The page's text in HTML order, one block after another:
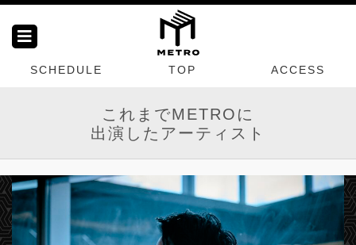
SCHEDULE TOP ACCESS
これまでMETROに
出演したアーティスト